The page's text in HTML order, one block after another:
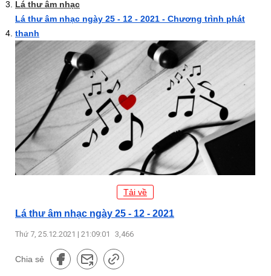
Lá thư âm nhạc
Lá thư âm nhạc ngày 25 - 12 - 2021 - Chương trình phát
thanh
Tải về
Lá thư âm nhạc ngày 25 - 12 - 2021
Thứ 7, 25.12.2021 | 21:09:01 3,466
Chia sẻ